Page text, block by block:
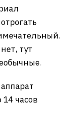
тут
часов